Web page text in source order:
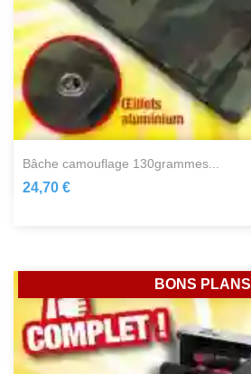
bâche camouflage 130grammes...
24,70 €
BONS PLANS